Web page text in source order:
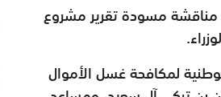
مناقشة مسودة تقرير مشروع
لمكافحة غسل الأموال